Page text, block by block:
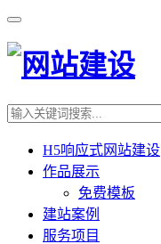
H5响应式网站建设
作品展示
免费模板
建站案例
服务项目